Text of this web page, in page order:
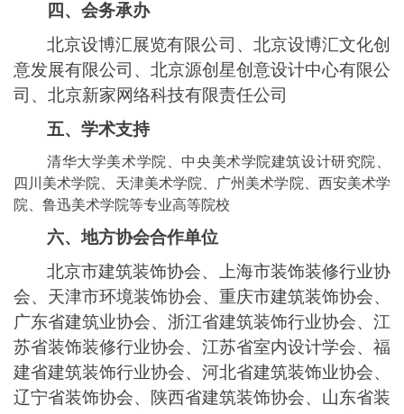
四、会务承办
北京设博汇展览有限公司、北京设博汇文化创
意发展有限公司、北京源创星创意设计中心有限公
司、北京新家网络科技有限责任公司
五、学术支持
清华大学美术学院、中央美术学院建筑设计研究院、
四川美术学院、天津美术学院、广州美术学院、西安美术学
院、鲁迅美术学院等专业高等院校
六、地方协会合作单位
北京市建筑装饰协会、上海市装饰装修行业协
会、天津市环境装饰协会、重庆市建筑装饰协会、
广东省建筑业协会、浙江省建筑装饰行业协会、江
苏省装饰装修行业协会、江苏省室内设计学会、福
建省建筑装饰行业协会、河北省建筑装饰业协会、
辽宁省装饰协会、陕西省建筑装饰协会、山东省装